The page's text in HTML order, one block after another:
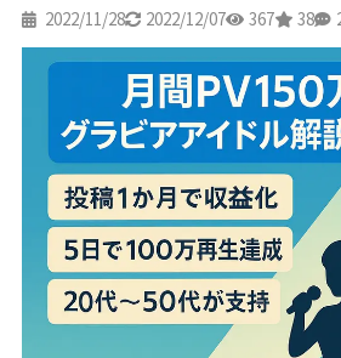
2022/11/28 2022/12/07 367 38